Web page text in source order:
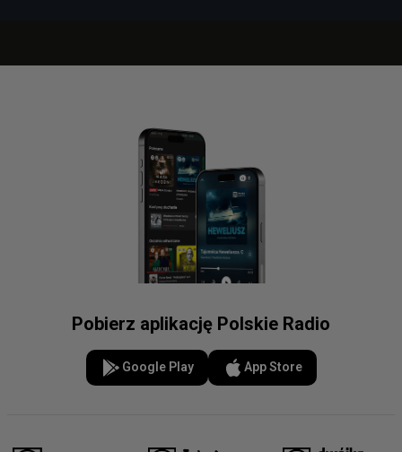
Pobierz aplikację Polskie Radio
Google Play App Store